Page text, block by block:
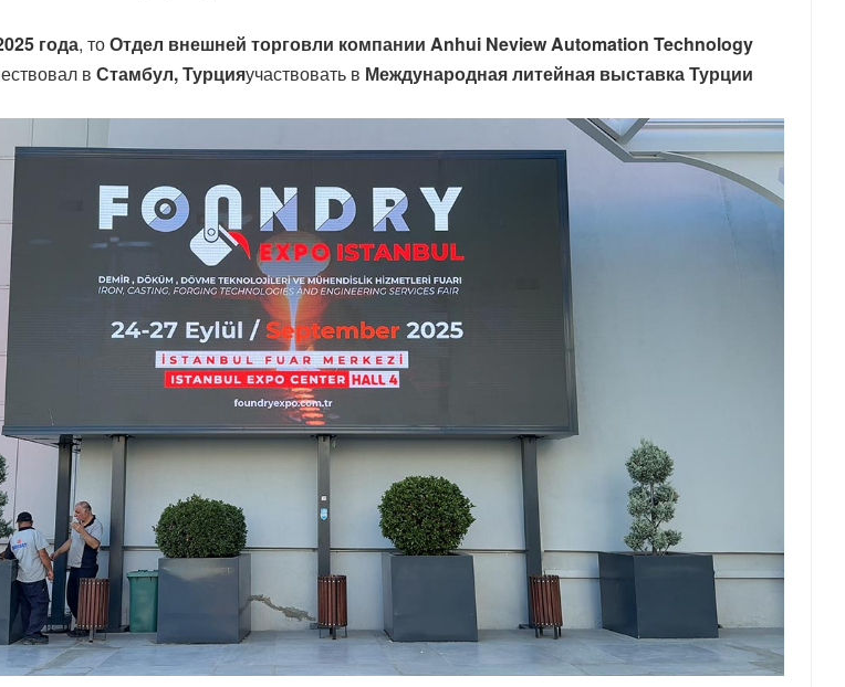
года, тоОтдел внешней торговли компании Anhui Neview Automation Technology
в Стамбул, Турцияучаствовать в Международная литейная выставка Турции